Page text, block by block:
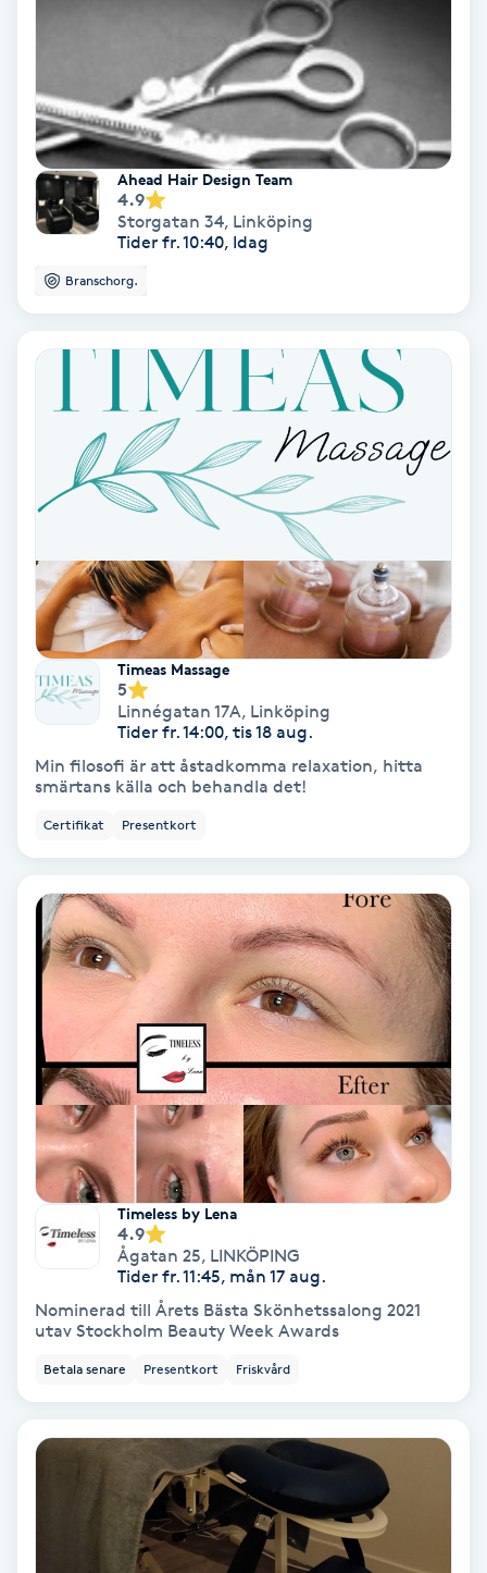
Spa manikyr & pedikyr
Spa-manikyr
Spa-pedikyr
Stylist
Svensk massage
Tuina-massage
Taktil massage
Tatueringsborttagning
Thaimassage
Toning
Torr hårbotten
Torrborstning
Triggerpunktsmassage
Trådning
Ahead Hair Design Team
4.9
Storgatan 34, Linköping
Tider fr. 10:40, Idag
Branschorg.
Timeas Massage
5
Linnégatan 17A, Linköping
Tider fr. 14:00, tis 18 aug.
Min filosofi är att åstadkomma relaxation, hitta
smärtans källa och behandla det!
Certifikat Presentkort
Timeless by Lena
4.9
Ågatan 25, LINKÖPING
Tider fr. 11:45, mån 17 aug.
Nominerad till Årets Bästa Skönhetssalong 2021
utav Stockholm Beauty Week Awards
Betala senare Presentkort Friskvård